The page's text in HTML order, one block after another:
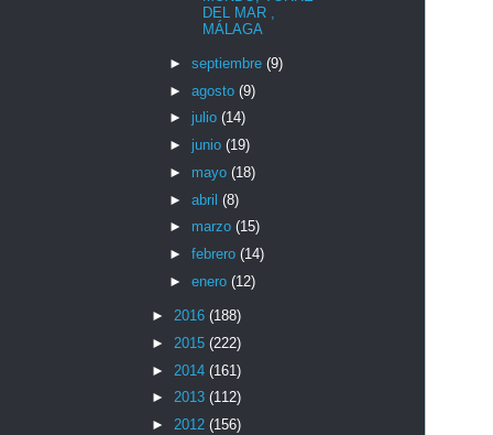
DEL MAR ,
MÁLAGA
► septiembre (9)
► agosto (9)
► julio (14)
► junio (19)
► mayo (18)
► abril (8)
► marzo (15)
► febrero (14)
► enero (12)
► 2016 (188)
► 2015 (222)
► 2014 (161)
► 2013 (112)
► 2012 (156)